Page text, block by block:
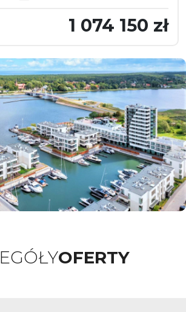
1 074 150 zł
OFERTY